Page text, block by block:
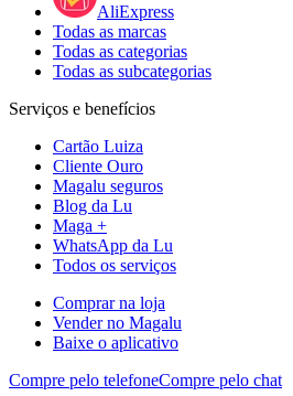
AliExpress
Todas as marcas
Todas as categorias
Todas as subcategorias
Serviços e benefícios
Cartão Luiza
Cliente Ouro
Magalu seguros
Blog da Lu
Maga +
WhatsApp da Lu
Todos os serviços
Comprar na loja
Vender no Magalu
Baixe o aplicativo
Compre pelo telefoneCompre pelo chat